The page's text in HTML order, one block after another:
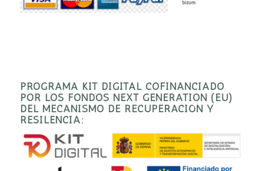
PROGRAMA KIT DIGITAL COFINANCIADO
POR LOS FONDOS NEXT GENERATION (EU)
DEL MECANISMO DE RECUPERACIÓN Y
RESILENCIA: